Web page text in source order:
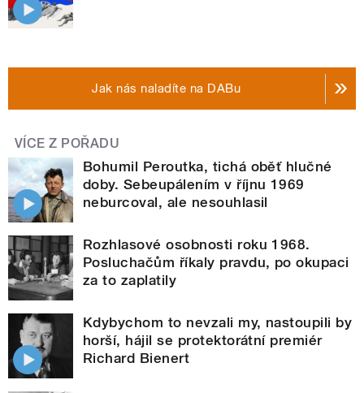
Jak nás naladíte na DABu
VÍCE Z POŘADU
Bohumil Peroutka, tichá oběť hlučné
doby. Sebeupálením v říjnu 1969
neburcoval, ale nesouhlasil
Rozhlasové osobnosti roku 1968.
Posluchačům říkaly pravdu, po okupaci
za to zaplatily
Kdybychom to nevzali my, nastoupili by
horší, hájil se protektorátní premiér
Richard Bienert